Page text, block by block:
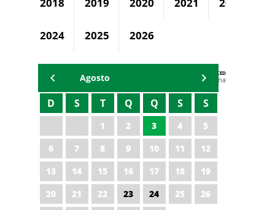
2024 2025 2026
AGENDA DA CODED/CED
Vagna Lima
Agosto
D S T Q Q S S
1 2 3 4
5
6
7 8 9 10 11
12
13
14 15 16 17 18
19
20
21 22 23 24 25
26